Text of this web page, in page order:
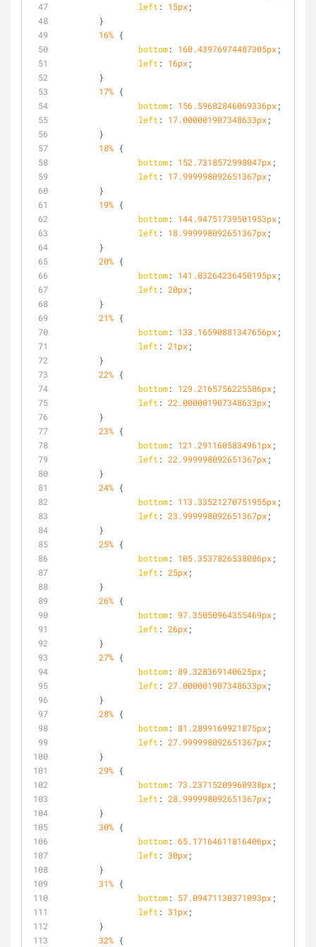
left : 15px;
	}
16% {
bottom: 160.43976974487305px;
left : 16px;
	}
17% {
bottom: 156.59682846069336px;
left : 17.000001907348633px;
	}
18% {
bottom: 152.7318572998047px;
left : 17.999998092651367px;
	}
19% {
bottom: 144.94751739501953px;
left : 18.999998092651367px;
	}
20% {
bottom: 141.03264236450195px;
left : 20px;
	}
21% {
bottom: 133.16590881347656px;
left : 21px;
	}
22% {
bottom: 129.2165756225586px;
left : 22.000001907348633px;
	}
23% {
bottom: 121.2911605834961px;
left : 22.999998092651367px;
	}
24% {
bottom: 113.33521270751955px;
left : 23.999998092651367px;
	}
25% {
bottom: 105.3537826538086px;
left : 25px;
	}
26% {
bottom: 97.35050964355469px;
left : 26px;
	}
27% {
bottom: 89.328369140625px;
left : 27.000001907348633px;
	}
28% {
bottom: 81.2899169921875px;
left : 27.999998092651367px;
	}
29% {
bottom: 73.23715209960938px;
left : 28.999998092651367px;
	}
30% {
bottom: 65.17164611816406px;
left : 30px;
	}
31% {
bottom: 57.09471130371093px;
left : 31px;
	}
32% {